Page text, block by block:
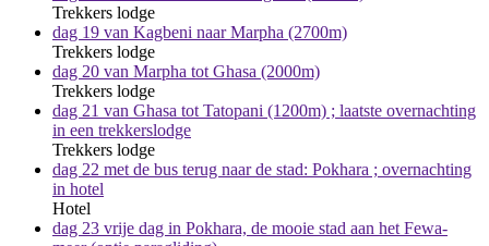
Trekkers lodge
dag 19 van Kagbeni naar Marpha (2700m)
Trekkers lodge
dag 20 van Marpha tot Ghasa (2000m)
Trekkers lodge
dag 21 van Ghasa tot Tatopani (1200m) ; laatste overnachting
in een trekkerslodge
Trekkers lodge
dag 22 met de bus terug naar de stad: Pokhara ; overnachting
in hotel
Hotel
dag 23 vrije dag in Pokhara, de mooie stad aan het Fewa-